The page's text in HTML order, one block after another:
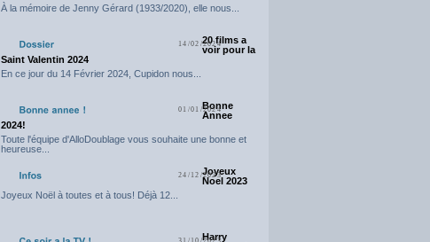
À la mémoire de Jenny Gérard (1933/2020), elle nous...
14/02/202420 films a
voir pour la
Saint Valentin 2024
En ce jour du 14 Février 2024, Cupidon nous...
01/01/2024
Bonne
Annee
2024!
Toute l'équipe d'AlloDoublage vous souhaite une bonne et
heureuse...
24/12/2023
Joyeux
Noel 2023
Joyeux Noël à toutes et à tous! Déjà 12...
Harry